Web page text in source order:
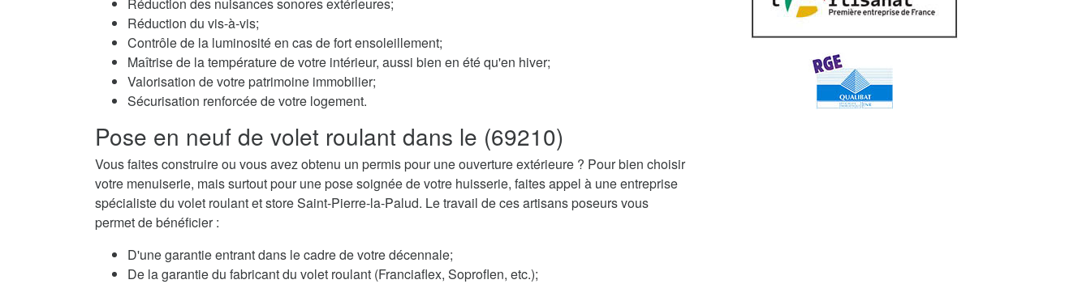
Réduction du vis-à-vis;
Contrôle de la luminosité en cas de fort ensoleillement;
Maîtrise de la température de votre intérieur, aussi bien en été qu'en hiver;
Valorisation de votre patrimoine immobilier;
Sécurisation renforcée de votre logement.
Pose en neuf de volet roulant dans le (69210)
Vous faites construire ou vous avez obtenu un permis pour une ouverture extérieure ? Pour bien choisir
votre menuiserie, mais surtout pour une pose soignée de votre huisserie, faites appel à une entreprise
spécialiste du volet roulant et store Saint-Pierre-la-Palud. Le travail de ces artisans poseurs vous
permet de bénéficier :
D'une garantie entrant dans le cadre de votre décennale;
De la garantie du fabricant du volet roulant (Franciaflex, Soproflen, etc.);